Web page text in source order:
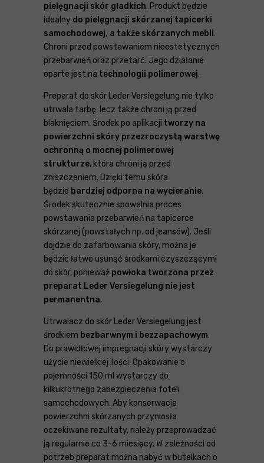
pielęgnacji skór gładkich. Produkt będzie
idealny do pielęgnacji skórzanej tapicerki
samochodowej, a także skórzanych mebli.
Chroni przed powstawaniem nieestetycznych
przebarwień oraz przetarć. Jego działanie
oparte jest na technologii polimerowej.
Preparat do skór Leder Versiegelung nie tylko
utrwala farbę, lecz także chroni ją przed
blaknięciem. Środek po aplikacji tworzy na
powierzchni skóry przezroczystą warstwę
ochronną o mocnej polimerowej
strukturze, która chroni ją przed
zniszczeniem. Dzięki temu skóra
będzie bardziej odporna na wycieranie.
Środek skutecznie spowalnia proces
powstawania przebarwień na tapicerce
skórzanej (powstałych np. od jeansów). Jeśli
dojdzie do zafarbowania skóry, można je
będzie łatwo usunąć środkami czyszczącymi
do skór, ponieważ powłoka tworzona przez
preparat Leder Versiegelung nie jest
permanentna.
Utrwalacz do skór Leder Versiegelung jest
środkiem bezbarwnym i bezzapachowym.
Do prawidłowej impregnacji skóry wystarczy
użycie niewielkiej ilości. Opakowanie o
pojemności 150 ml wystarczy do
kilkukrotnego zabezpieczenia foteli
samochodowych. Aby konserwacja
powierzchni skórzanych przyniosła
oczekiwane rezultaty, należy przeprowadzać
ją regularnie co 3-6 miesięcy. W zależności od
potrzeb preparat można nabyć w butelkach o